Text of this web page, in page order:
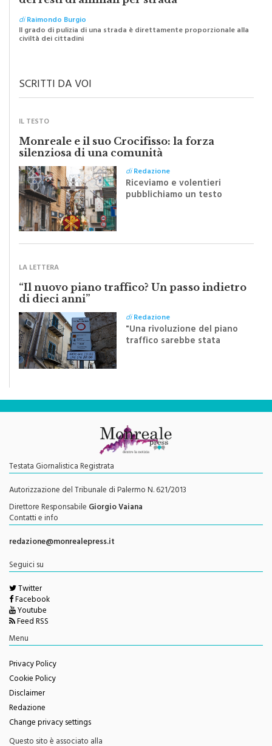
I “macellai” abusivi e l’abbandono selvaggio
dei resti di animali per strada
diRaimondo Burgio
SCRITTI DA VOI
IL TESTO
Monreale e il suo Crocifisso: la forza
silenziosa di una comunità
diRedazione
Riceviamo e volentieri
Sapienza all'indomani della
LA LETTERA
“Il nuovo piano traffico? Un passo indietro
di dieci anni”
diRedazione
"Una rivoluzione del piano
Testata Giornalistica Registrata
Autorizzazione del Tribunale di Palermo N. 621/2013
Direttore ResponsabileGiorgio Vaiana
Contatti e info
redazione@monrealepress.it
Seguici su
Twitter
Facebook
Youtube
Feed RSS
Privacy Policy
Cookie Policy
Disclaimer
Redazione
Change privacy settings